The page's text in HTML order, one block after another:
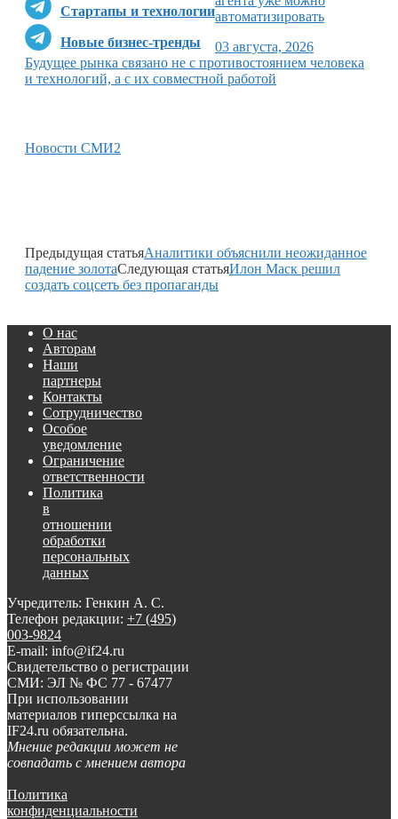
Стартапы и технологии
Новые бизнес-тренды
автоматизировать
03 августа, 2026
Будущее рынка связано не с противостоянием человека
и технологий, а с их совместной работой
Новости СМИ2
Предыдущая статьяАналитики объяснили неожиданное
падение золотаСледующая статьяИлон Маск решил
создать соцсеть без пропаганды
О нас
Авторам
Наши
партнеры
Контакты
Сотрудничество
Особое
уведомление
Ограничение
ответственности
Политика
в
отношении
обработки
персональных
данных
Учредитель: Генкин А. С.
Телефон редакции: +7 (495)
003-9824
E-mail: info@if24.ru
Свидетельство о регистрации
СМИ: ЭЛ № ФС 77 - 67477
При использовании
материалов гиперссылка на
IF24.ru обязательна.
Мнение редакции может не
совпадать с мнением автора
Политика
конфиденциальности